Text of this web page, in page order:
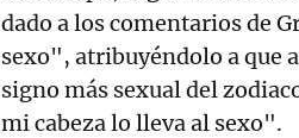
dado a los comentarios de
sexo", atribuyéndolo a que
signo más sexual del
mi cabeza lo lleva al sexo".